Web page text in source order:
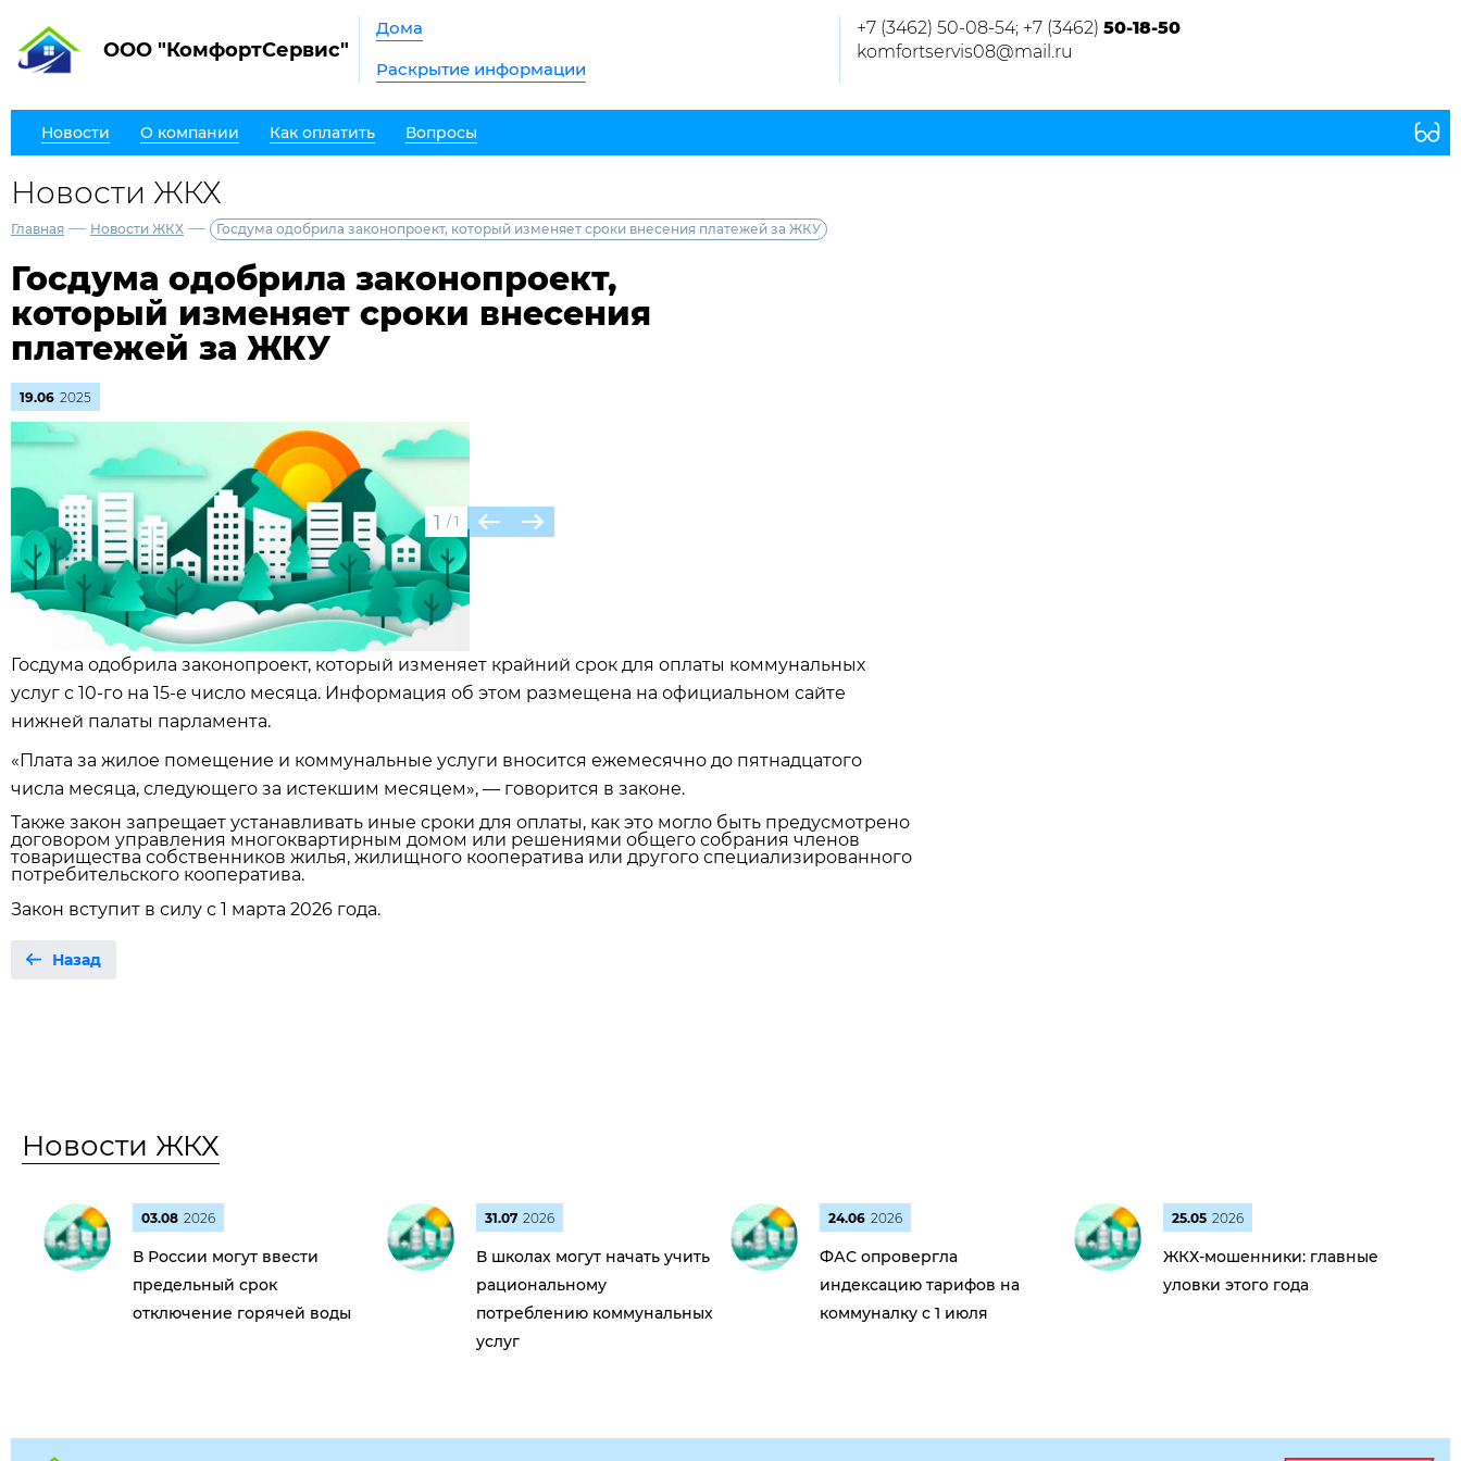
ООО "КомфортСервис"
Дома
Раскрытие информации
+7 (3462) 50-08-54; +7 (3462) 50-18-50
komfortservis08@mail.ru
Новости О компании Как оплатить Вопросы
Новости ЖКХ
Главная — Новости ЖКХ — Госдума одобрила законопроект, который изменяет сроки внесения платежей за ЖКУ
Госдума одобрила законопроект,
который изменяет сроки внесения
платежей за ЖКУ
19.06 2025
1 / 1
Госдума одобрила законопроект, который изменяет крайний срок для оплаты коммунальных
услуг с 10-го на 15-е число месяца. Информация об этом размещена на официальном сайте
нижней палаты парламента.
«Плата за жилое помещение и коммунальные услуги вносится ежемесячно до пятнадцатого
числа месяца, следующего за истекшим месяцем», — говорится в законе.
Также закон запрещает устанавливать иные сроки для оплаты, как это могло быть предусмотрено
договором управления многоквартирным домом или решениями общего собрания членов
товарищества собственников жилья, жилищного кооператива или другого специализированного
потребительского кооператива.
Закон вступит в силу с 1 марта 2026 года.
Назад
Новости ЖКХ
03.08 2026
В России могут ввести
предельный срок
отключение горячей воды
31.07 2026
В школах могут начать учить
рациональному
потреблению коммунальных
услуг
24.06 2026
ФАС опровергла
индексацию тарифов на
коммуналку с 1 июля
25.05 2026
ЖКХ-мошенники: главные
уловки этого года